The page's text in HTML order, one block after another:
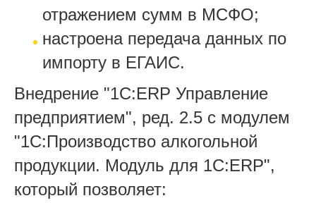
отражением сумм в МСФО;
настроена передача данных по
импорту в ЕГАИС.
Внедрение "1С:ERP Управление
предприятием", ред. 2.5 с модулем
"1С:Производство алкогольной
продукции. Модуль для 1С:ERP",
который позволяет: